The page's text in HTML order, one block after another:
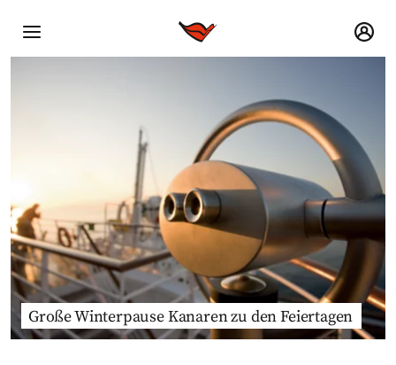
Große Winterpause Kanaren zu den Feiertagen